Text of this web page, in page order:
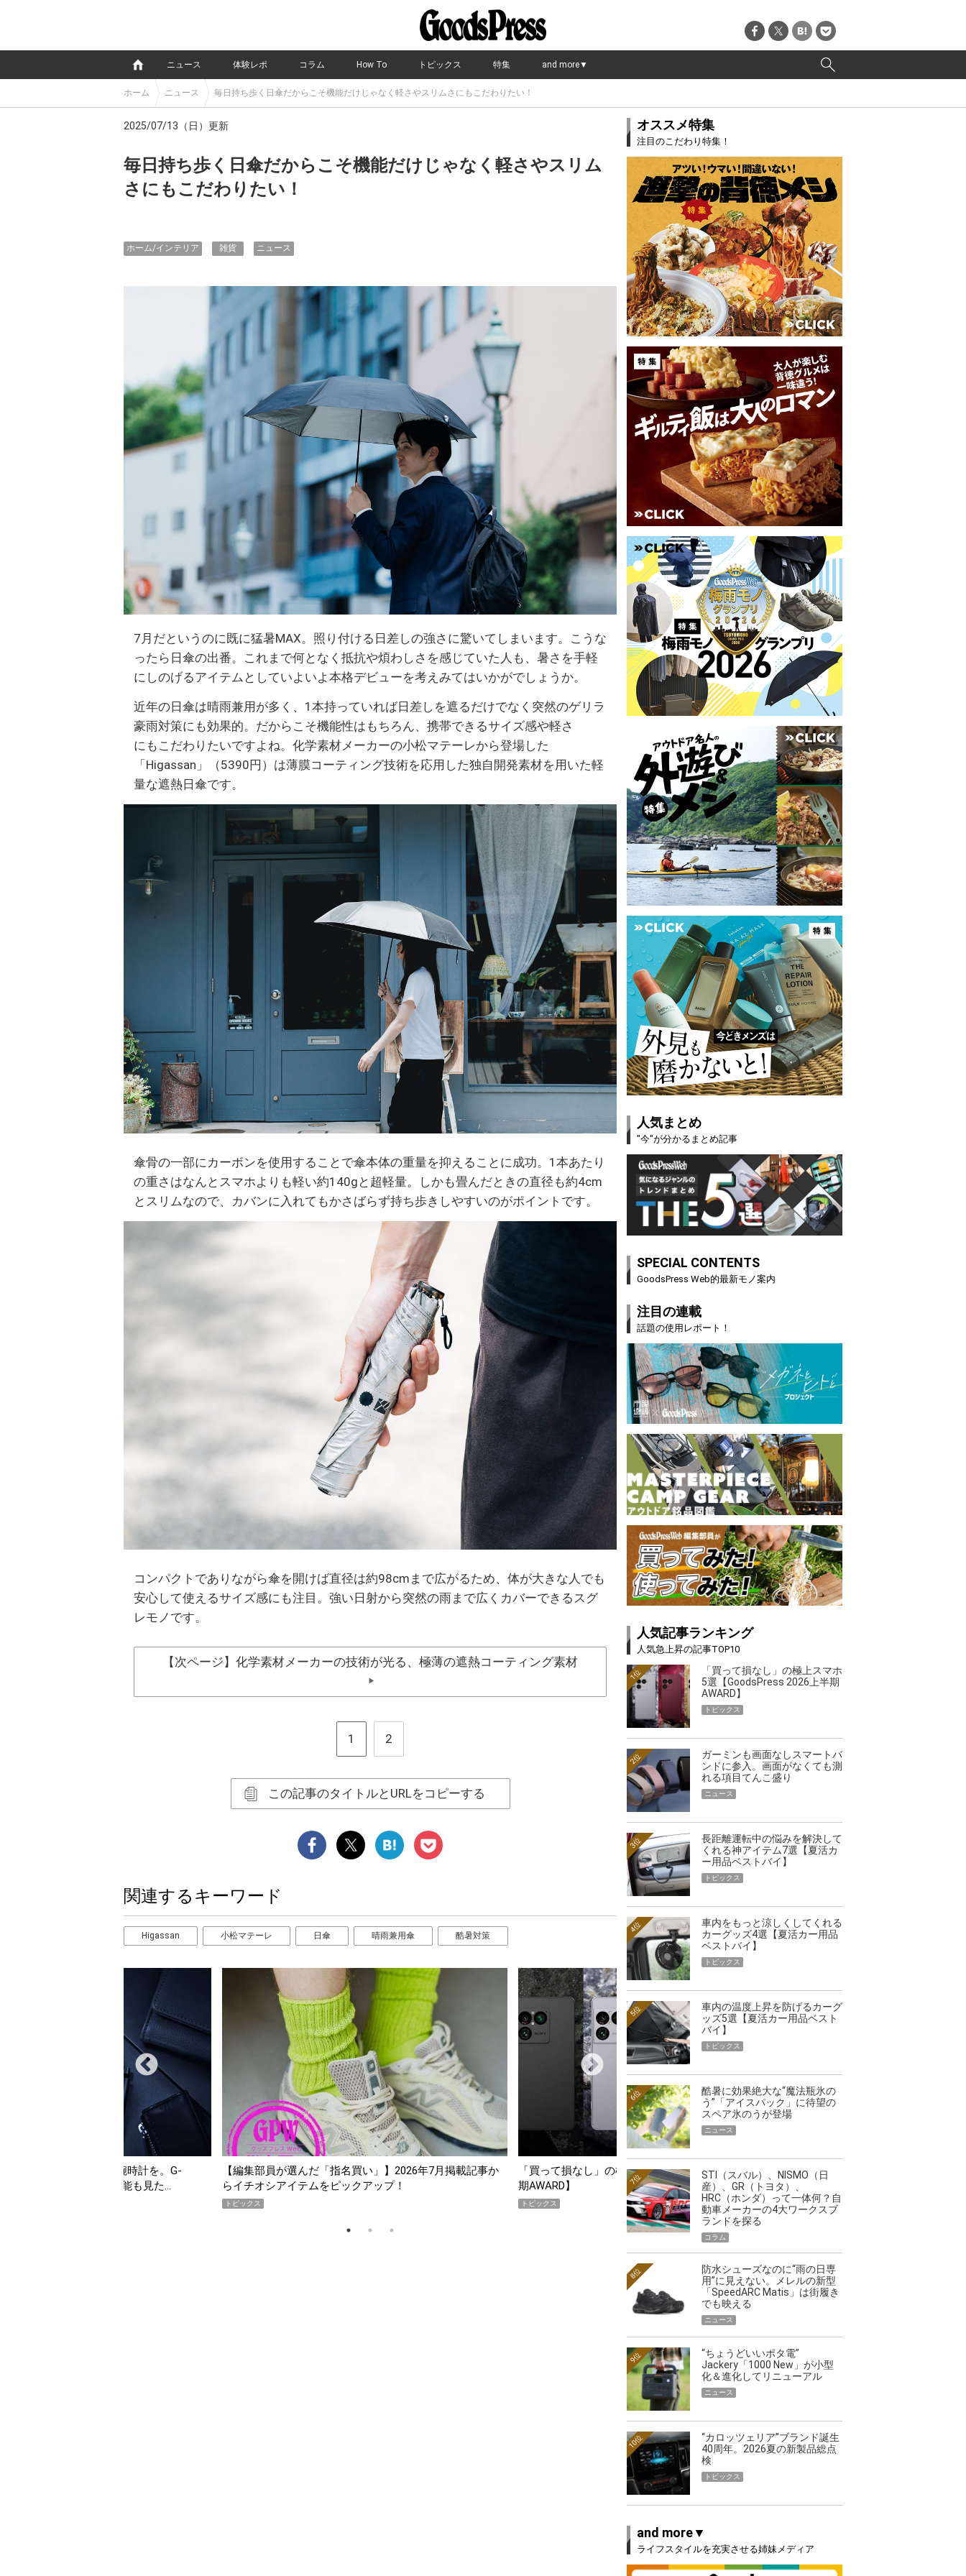
ニュース 体験レポ コラム How To トピックス 特集 and more▼
ホーム ニュース 毎日持ち歩く日傘だからこそ機能だけじゃなく軽さやスリムさにもこだわりたい！
2025/07/13（日）更新
毎日持ち歩く日傘だからこそ機能だけじゃなく軽さやスリム
さにもこだわりたい！
ホーム/インテリア 雑貨 ニュース
7月だというのに既に猛暑MAX。照り付ける日差しの強さに驚いてしまいます。こうな
ったら日傘の出番。これまで何となく抵抗や煩わしさを感じていた人も、暑さを手軽
にしのげるアイテムとしていよいよ本格デビューを考えみてはいかがでしょうか。
近年の日傘は晴雨兼用が多く、1本持っていれば日差しを遮るだけでなく突然のゲリラ
豪雨対策にも効果的。だからこそ機能性はもちろん、携帯できるサイズ感や軽さ
にもこだわりたいですよね。化学素材メーカーの小松マテーレから登場した
「Higassan」（5390円）は薄膜コーティング技術を応用した独自開発素材を用いた軽
量な遮熱日傘です。
傘骨の一部にカーボンを使用することで傘本体の重量を抑えることに成功。1本あたり
の重さはなんとスマホよりも軽い約140gと超軽量。しかも畳んだときの直径も約4cm
とスリムなので、カバンに入れてもかさばらず持ち歩きしやすいのがポイントです。
コンパクトでありながら傘を開けば直径は約98cmまで広がるため、体が大きな人でも
安心して使えるサイズ感にも注目。強い日射から突然の雨まで広くカバーできるスグ
レモノです。
【次ページ】化学素材メーカーの技術が光る、極薄の遮熱コーティング素材
▶
1 2
この記事のタイトルとURLをコピーする
関連するキーワード
Higassan 小松マテーレ 日傘 晴雨兼用傘 酷暑対策
だ「指名買い」】2026年7月掲載記事か
「買って損なし」の極上スマホ5選【GoodsPress 2026上半
期AWARD】
トピックス
薄着になる季節の夏こそ“映える”タフな腕時計を。G-
SHOCK「GRAVITYMASTER」は本当に機能も見た…
PR
【編集部員が選んだ「指名買
トピックス
オススメ特集
注目のこだわり特集！
人気まとめ
"今"が分かるまとめ記事
SPECIAL CONTENTS
GoodsPress Web的最新モノ案内
注目の連載
話題の使用レポート！
人気記事ランキング
人気急上昇の記事TOP10
「買って損なし」の極上スマホ
5選【GoodsPress 2026上半期
AWARD】
1位
トピックス
ガーミンも画面なしスマートバ
ンドに参入。画面がなくても測
れる項目てんこ盛り
2位
ニュース
長距離運転中の悩みを解決して
くれる神アイテム7選【夏活カ
ー用品ベストバイ】
3位
トピックス
車内をもっと涼しくしてくれる
カーグッズ4選【夏活カー用品
ベストバイ】
4位
トピックス
車内の温度上昇を防げるカーグ
ッズ5選【夏活カー用品ベスト
バイ】
5位
トピックス
酷暑に効果絶大な“魔法瓶氷の
う”「アイスパック」に待望の
スペア氷のうが登場
6位
ニュース
STI（スバル）、NISMO（日
産）、GR（トヨタ）、
HRC（ホンダ）って一体何？自
動車メーカーの4大ワークスブ
ランドを探る
7位
コラム
防水シューズなのに“雨の日専
用”に見えない。メレルの新型
「SpeedARC Matis」は街履き
でも映える
8位
ニュース
“ちょうどいいポタ電”
Jackery「1000 New」が小型
化＆進化してリニューアル
9位
ニュース
“カロッツェリア”ブランド誕生
40周年。2026夏の新製品総点
検
10位
トピックス
and more▼
ライフスタイルを充実させる姉妹メディア